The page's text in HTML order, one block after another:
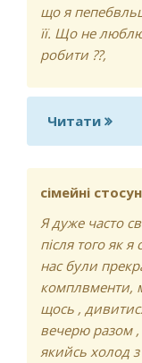
що я
її. Що не
робити ??,
Читати про
сімейні
Я дуже часто
після того як
нас були
комплвменти,
щось ,
вечерю разом ,
якийсь холод